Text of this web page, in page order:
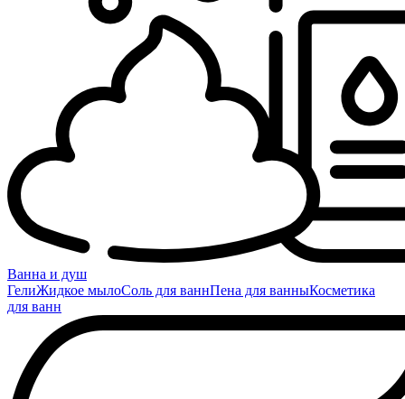
Ванна и душ
ГелиЖидкое мылоСоль для ваннПена для ванныКосметика
для ванн